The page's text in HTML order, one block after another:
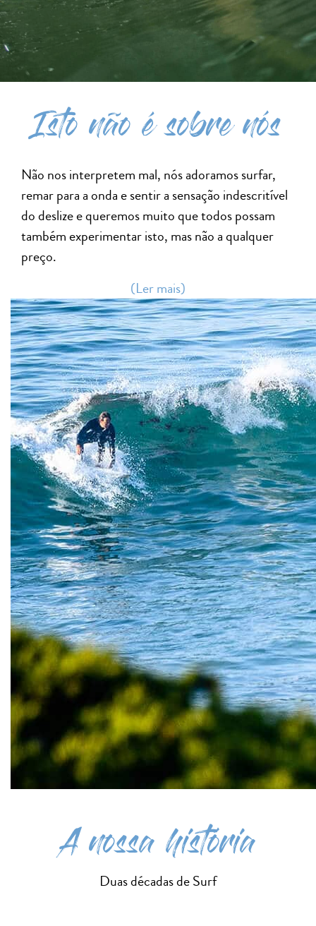
Isto não é sobre nós
Não nos interpretem mal, nós adoramos surfar,
remar para a onda e sentir a sensação indescritível
do deslize e queremos muito que todos possam
também experimentar isto, mas não a qualquer
preço.
(Ler mais)
A nossa história
Duas décadas de Surf